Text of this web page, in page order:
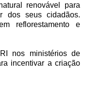
renovável para
dos seus cidadãos.
reflorestamento e
nos ministérios de
incentivar a criação